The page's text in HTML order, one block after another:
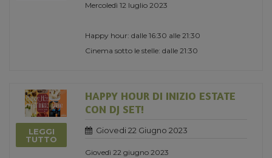
Mercoledì 12 luglio 2023
Happy hour: dalle 16:30 alle 21:30
Cinema sotto le stelle: dalle 21:30
LEGGI
TUTTO
HAPPY HOUR DI INIZIO ESTATE
CON DJ SET!
Giovedi 22 Giugno 2023
Giovedì 22 giugno 2023